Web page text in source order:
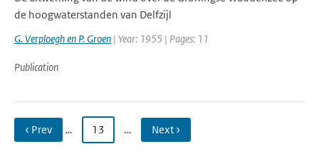
de hoogwaterstanden van Delfzijl
G. Verploegh en P. Groen | Year: 1955 | Pages: 11
Publication
‹ Prev … 13 … Next ›